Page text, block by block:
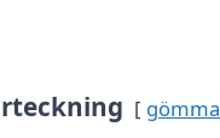
gömma